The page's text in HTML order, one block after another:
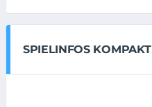
SPIELINFOS KOMPAKT